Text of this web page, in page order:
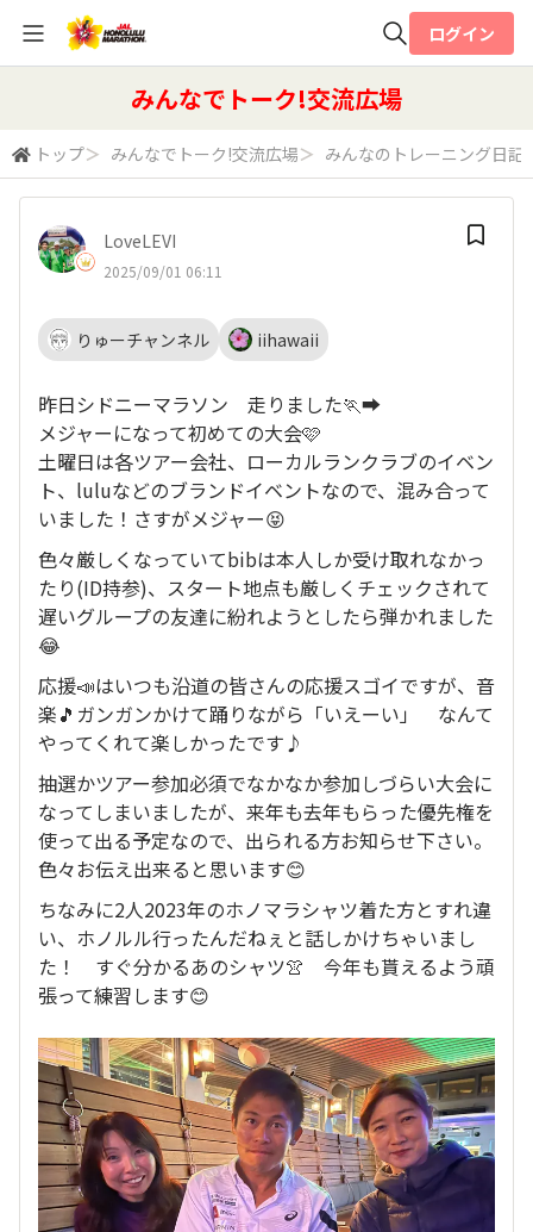
検索
ログイン
みんなでトーク!交流広場
トップ＞ みんなでトーク!交流広場＞ みんなのトレーニング日記
LoveLEVI
2025/09/01 06:11
りゅーチャンネル iihawaii
昨日シドニーマラソン 走りました🏃‍➡️
メジャーになって初めての大会🩷
土曜日は各ツアー会社、ローカルランクラブのイベン
ト、luluなどのブランドイベントなので、混み合って
いました！さすがメジャー😝
色々厳しくなっていてbibは本人しか受け取れなかっ
たり(ID持参)、スタート地点も厳しくチェックされて
遅いグループの友達に紛れようとしたら弾かれました
😂
応援📣はいつも沿道の皆さんの応援スゴイですが、音
楽🎵ガンガンかけて踊りながら「いえーい」 なんて
やってくれて楽しかったです♪
抽選かツアー参加必須でなかなか参加しづらい大会に
なってしまいましたが、来年も去年もらった優先権を
使って出る予定なので、出られる方お知らせ下さい。
色々お伝え出来ると思います😊
ちなみに2人2023年のホノマラシャツ着た方とすれ違
い、ホノルル行ったんだねぇと話しかけちゃいまし
た！ すぐ分かるあのシャツ👚 今年も貰えるよう頑
張って練習します😊